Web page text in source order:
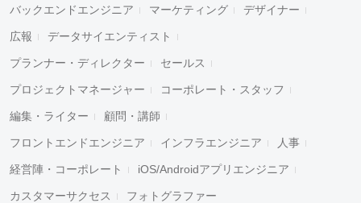
バックエンドエンジニア マーケティング デザイナー
広報 データサイエンティスト
プランナー・ディレクター セールス
プロジェクトマネージャー コーポレート・スタッフ
編集・ライター 顧問・講師
フロントエンドエンジニア インフラエンジニア 人事
経営陣・コーポレート iOS/Androidアプリエンジニア
カスタマーサクセス フォトグラファー